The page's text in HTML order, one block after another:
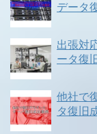
データ
出張対
ータ復
他社で
タ復旧